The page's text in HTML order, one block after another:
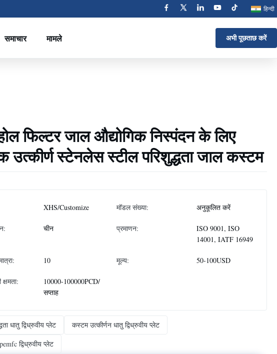
हिन्दी
समाचार मामले अभी पूछताछ करें
फिल्टर जाल औद्योगिक निस्पंदन के लिए
उत्कीर्ण स्टेनलेस स्टील परिशुद्धता जाल कस्टम
XHS/Customize मॉडल संख्या: अनुकूलित करें
चीन प्रमाणन:
ISO 9001, ISO
14001, IATF 16949
10 मूल्य: 50-100USD
10000-100000PCD/
सप्ताह
धातु द्विध्रुवीय प्लेट
कस्टम उत्कीर्णन धातु द्विध्रुवीय प्लेट
द्विध्रुवीय प्लेट